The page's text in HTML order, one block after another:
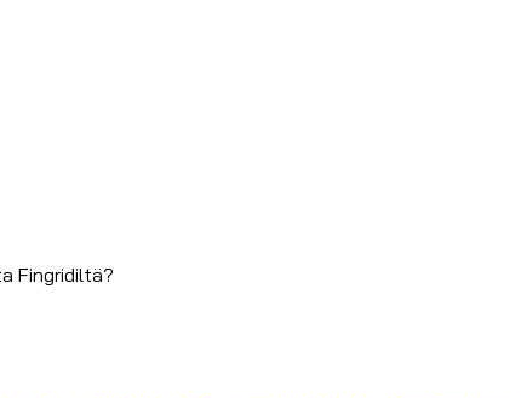
Fingridiltä?